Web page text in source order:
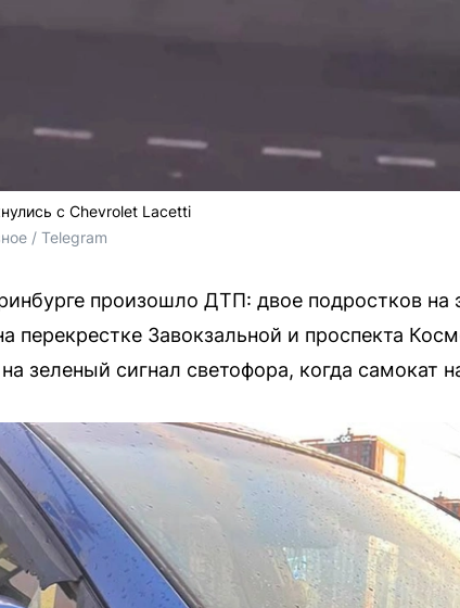
с Chevrolet Lacetti
/ Telegram
произошло ДТП: двое подростков на
перекрестке Завокзальной и проспекта
зеленый сигнал светофора, когда самокат